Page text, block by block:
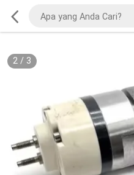
2/ 3